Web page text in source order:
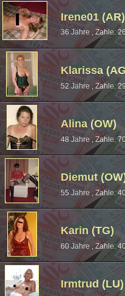
Irene01 (AR)
36 Jahre , Zahle:
Klarissa
52 Jahre , Zahle:
Alina (OW)
48 Jahre , Zahle:
Diemut
55 Jahre , Zahle:
Karin (TG)
60 Jahre , Zahle:
Irmtrud (LU)